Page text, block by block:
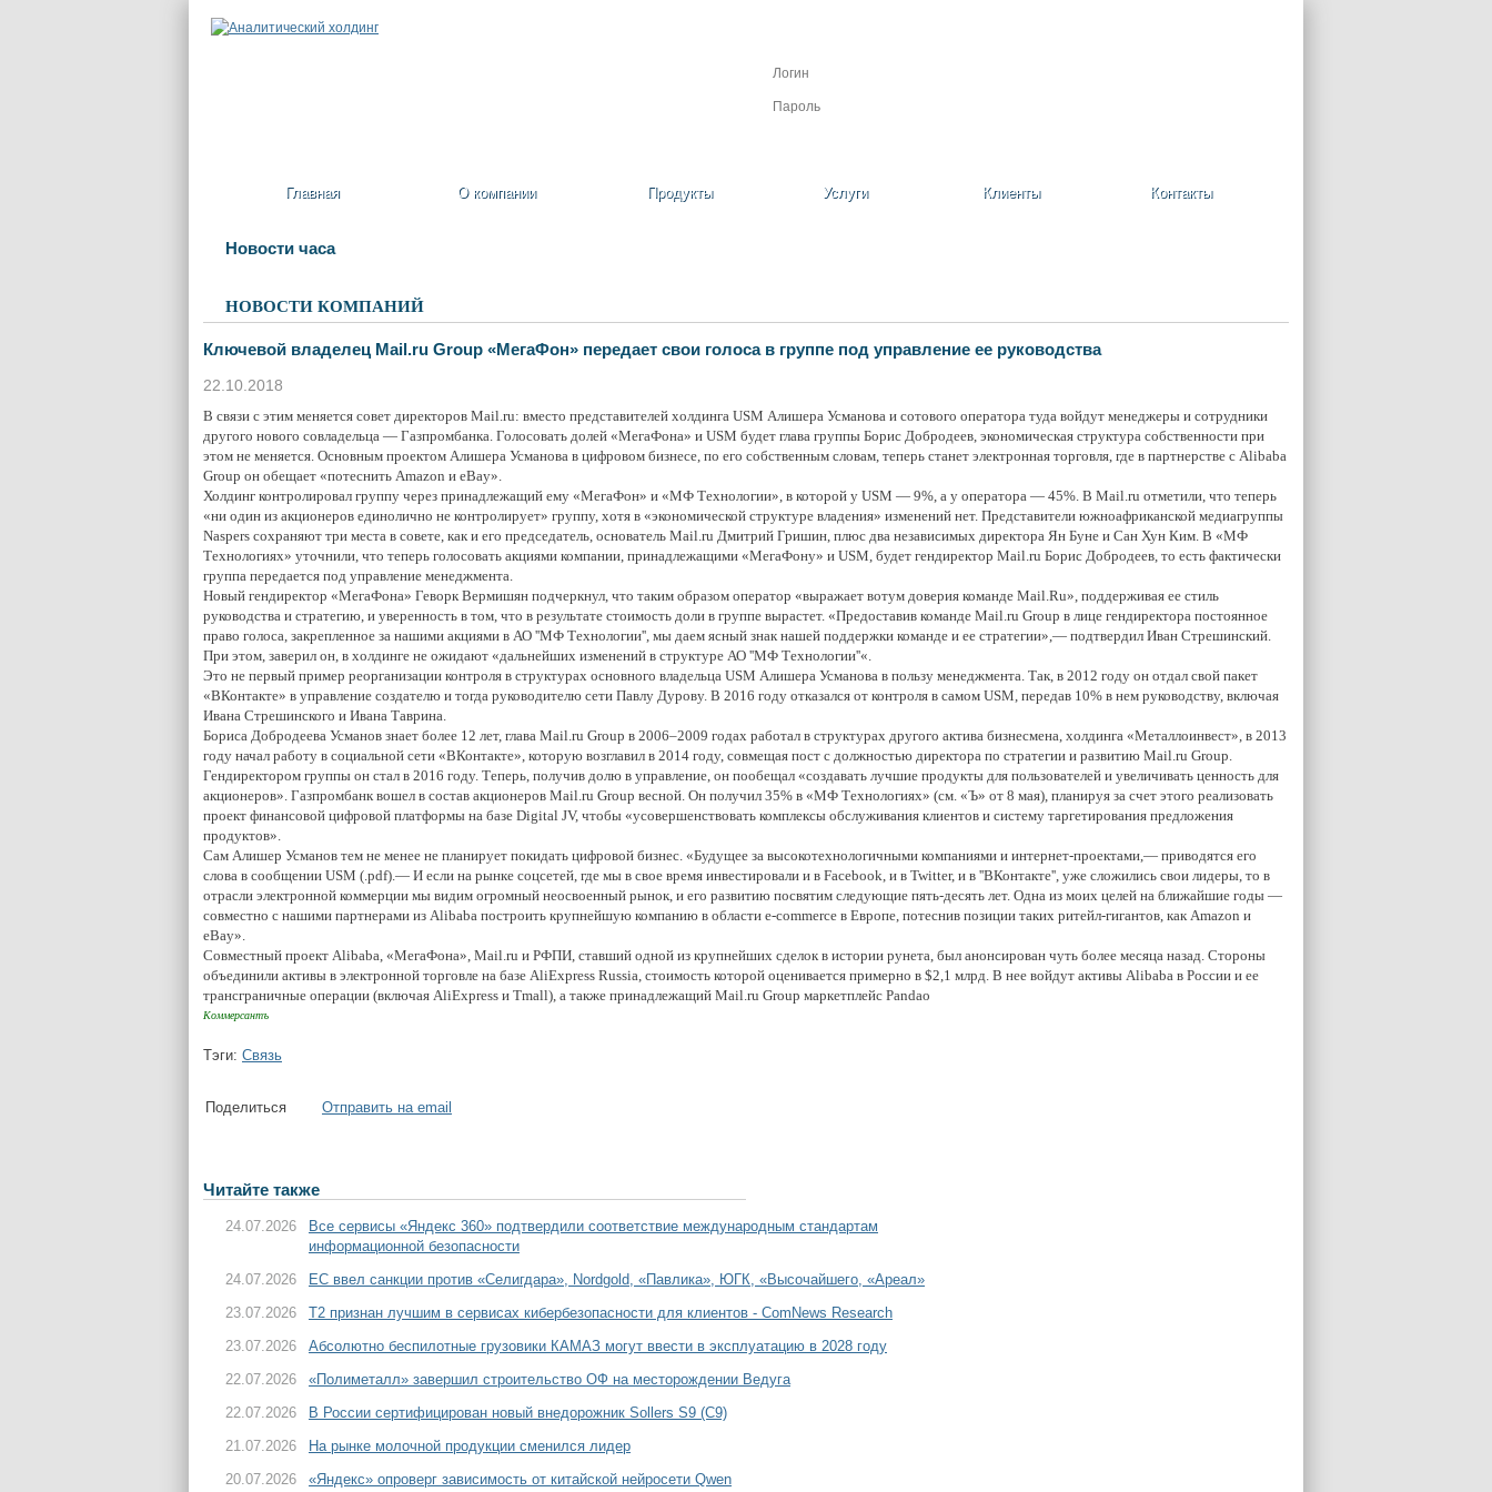
Главная О компании Продукты Услуги Клиенты Контакты
Новости часа
НОВОСТИ КОМПАНИЙ
Ключевой владелец Mail.ru Group «МегаФон» передает свои голоса в группе под управление ее руководства
22.10.2018
В связи с этим меняется совет директоров Mail.ru: вместо представителей холдинга USM Алишера Усманова и сотового оператора туда войдут менеджеры и сотрудники
другого нового совладельца — Газпромбанка. Голосовать долей «МегаФона» и USM будет глава группы Борис Добродеев, экономическая структура собственности при
этом не меняется. Основным проектом Алишера Усманова в цифровом бизнесе, по его собственным словам, теперь станет электронная торговля, где в партнерстве с Alibaba
Group он обещает «потеснить Amazon и eBay».
Холдинг контролировал группу через принадлежащий ему «МегаФон» и «МФ Технологии», в которой у USM — 9%, а у оператора — 45%. В Mail.ru отметили, что теперь
«ни один из акционеров единолично не контролирует» группу, хотя в «экономической структуре владения» изменений нет. Представители южноафриканской медиагруппы
Naspers сохраняют три места в совете, как и его председатель, основатель Mail.ru Дмитрий Гришин, плюс два независимых директора Ян Буне и Сан Хун Ким. В «МФ
Технологиях» уточнили, что теперь голосовать акциями компании, принадлежащими «МегаФону» и USM, будет гендиректор Mail.ru Борис Добродеев, то есть фактически
группа передается под управление менеджмента.
Новый гендиректор «МегаФона» Геворк Вермишян подчеркнул, что таким образом оператор «выражает вотум доверия команде Mail.Ru», поддерживая ее стиль
руководства и стратегию, и уверенность в том, что в результате стоимость доли в группе вырастет. «Предоставив команде Mail.ru Group в лице гендиректора постоянное
право голоса, закрепленное за нашими акциями в АО ''МФ Технологии'', мы даем ясный знак нашей поддержки команде и ее стратегии»,— подтвердил Иван Стрешинский.
При этом, заверил он, в холдинге не ожидают «дальнейших изменений в структуре АО ''МФ Технологии''«.
Это не первый пример реорганизации контроля в структурах основного владельца USM Алишера Усманова в пользу менеджмента. Так, в 2012 году он отдал свой пакет
«ВКонтакте» в управление создателю и тогда руководителю сети Павлу Дурову. В 2016 году отказался от контроля в самом USM, передав 10% в нем руководству, включая
Ивана Стрешинского и Ивана Таврина.
Бориса Добродеева Усманов знает более 12 лет, глава Mail.ru Group в 2006–2009 годах работал в структурах другого актива бизнесмена, холдинга «Металлоинвест», в 2013
году начал работу в социальной сети «ВКонтакте», которую возглавил в 2014 году, совмещая пост с должностью директора по стратегии и развитию Mail.ru Group.
Гендиректором группы он стал в 2016 году. Теперь, получив долю в управление, он пообещал «создавать лучшие продукты для пользователей и увеличивать ценность для
акционеров». Газпромбанк вошел в состав акционеров Mail.ru Group весной. Он получил 35% в «МФ Технологиях» (см. «Ъ» от 8 мая), планируя за счет этого реализовать
проект финансовой цифровой платформы на базе Digital JV, чтобы «усовершенствовать комплексы обслуживания клиентов и систему таргетирования предложения
продуктов».
Сам Алишер Усманов тем не менее не планирует покидать цифровой бизнес. «Будущее за высокотехнологичными компаниями и интернет-проектами,— приводятся его
слова в сообщении USM (.pdf).— И если на рынке соцсетей, где мы в свое время инвестировали и в Facebook, и в Twitter, и в ''ВКонтакте'', уже сложились свои лидеры, то в
отрасли электронной коммерции мы видим огромный неосвоенный рынок, и его развитию посвятим следующие пять-десять лет. Одна из моих целей на ближайшие годы —
совместно с нашими партнерами из Alibaba построить крупнейшую компанию в области e-commerce в Европе, потеснив позиции таких ритейл-гигантов, как Amazon и
eBay».
Совместный проект Alibaba, «МегаФона», Mail.ru и РФПИ, ставший одной из крупнейших сделок в истории рунета, был анонсирован чуть более месяца назад. Стороны
объединили активы в электронной торговле на базе AliExpress Russia, стоимость которой оценивается примерно в $2,1 млрд. В нее войдут активы Alibaba в России и ее
трансграничные операции (включая AliExpress и Tmall), а также принадлежащий Mail.ru Group маркетплейс Pandao
Коммерсантъ
Тэги: Связь
Поделиться Отправить на email
Читайте также
24.07.2026
Все сервисы «Яндекс 360» подтвердили соответствие международным стандартам
информационной безопасности
24.07.2026
ЕС ввел санкции против «Селигдара», Nordgold, «Павлика», ЮГК, «Высочайшего, «Ареал»
23.07.2026
T2 признан лучшим в сервисах кибербезопасности для клиентов - ComNews Research
23.07.2026
Абсолютно беспилотные грузовики КАМАЗ могут ввести в эксплуатацию в 2028 году
22.07.2026
«Полиметалл» завершил строительство ОФ на месторождении Ведуга
22.07.2026
В России сертифицирован новый внедорожник Sollers S9 (С9)
21.07.2026
На рынке молочной продукции сменился лидер
20.07.2026
«Яндекс» опроверг зависимость от китайской нейросети Qwen